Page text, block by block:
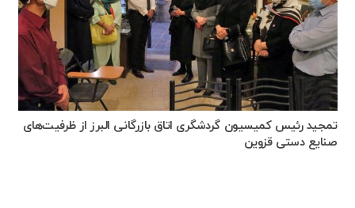
تمجید رئیس کمیسیون گردشگری اتاق بازرگانی البرز از ظرفیت‌های
صنایع دستی قزوین